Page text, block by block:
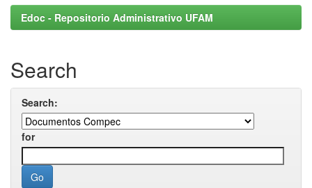
Edoc - Repositorio Administrativo UFAM
Search
Search:
for